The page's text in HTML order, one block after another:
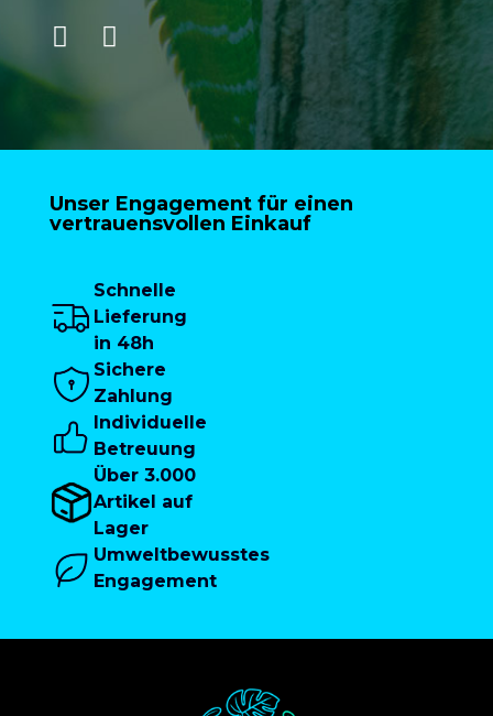
Unser Engagement für einen
vertrauensvollen Einkauf
Schnelle
Lieferung
in 48h
Sichere
Zahlung
Individuelle
Betreuung
Über 3.000
Artikel auf
Lager
Umweltbewusstes
Engagement